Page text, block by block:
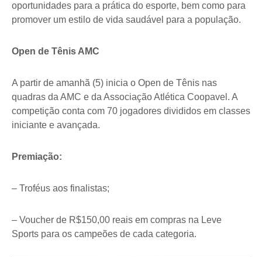
oportunidades para a prática do esporte, bem como para
promover um estilo de vida saudável para a população.
Open de Tênis AMC
A partir de amanhã (5) inicia o Open de Tênis nas
quadras da AMC e da Associação Atlética Coopavel. A
competição conta com 70 jogadores divididos em classes
iniciante e avançada.
Premiação:
– Troféus aos finalistas;
– Voucher de R$150,00 reais em compras na Leve
Sports para os campeões de cada categoria.